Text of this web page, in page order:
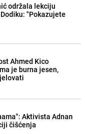
održala lekciju
"Pokazujete
Ahmed Kico
je burna jesen,
Aktivista Adnan
čišćenja